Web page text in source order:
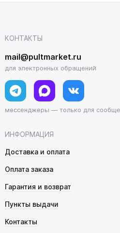
ИНФОРМАЦИЯ
Доставка и оплата
Оплата заказа
Гарантия и возврат
Пункты выдачи
Контакты
КОНТАКТЫ
mail@pultmarket.ru
для электронных обращений
мессенджеры — только для